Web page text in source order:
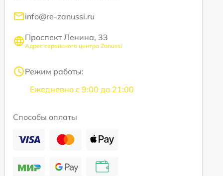
info@re-zanussi.ru
Проспект Ленина, 33
Адрес сервисного центра Zanussi
Режим работы:
Ежедневно с 9:00 до 21:00
Способы оплаты